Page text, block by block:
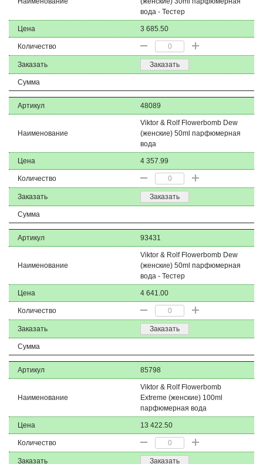
вода - Тестер
Цена 3 685.50
Количество
Заказать Заказать
Сумма
Артикул 48089
Наименование
Viktor & Rolf Flowerbomb Dew
(женские) 50ml парфюмерная
вода
Цена 4 357.99
Количество
Заказать Заказать
Сумма
Артикул 93431
Наименование
Viktor & Rolf Flowerbomb Dew
(женские) 50ml парфюмерная
вода - Тестер
Цена 4 641.00
Количество
Заказать Заказать
Сумма
Артикул 85798
Наименование
Viktor & Rolf Flowerbomb
Extreme (женские) 100ml
парфюмерная вода
Цена 13 422.50
Количество
Заказать Заказать